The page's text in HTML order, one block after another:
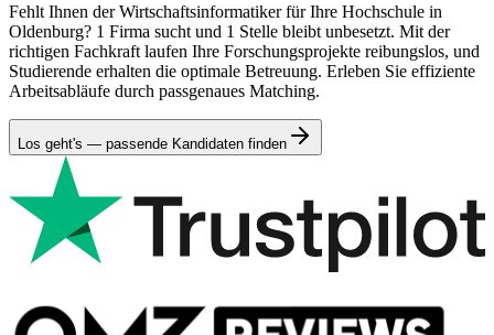
Fehlt Ihnen der Wirtschaftsinformatiker für Ihre Hochschule in
Oldenburg? 1 Firma sucht und 1 Stelle bleibt unbesetzt. Mit der
richtigen Fachkraft laufen Ihre Forschungsprojekte reibungslos, und
Studierende erhalten die optimale Betreuung. Erleben Sie effiziente
Arbeitsabläufe durch passgenaues Matching.
Los geht's — passende Kandidaten finden